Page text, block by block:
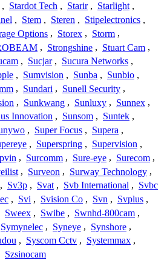
, Stardot Tech , Starir , Starlight ,
, Stem , Steren , Stipelectronics ,
Options , Storex , Storm ,
, Strongshine , Stuart Cam ,
, Sucjar , Sucura Networks ,
, Sumvision , Sunba , Sunbio ,
, Sundari , Sunell Security ,
, Sunkwang , Sunluxy , Sunnex ,
Innovation , Sunsom , Suntek ,
, Super Focus , Supera ,
, Superspring , Supervision ,
, Surcomm , Sure-eye , Surecom ,
, Surveon , Surway Technology ,
, Sv3p , Svat , Svb International , Svbc
, Svi , Svision Co , Svn , Svplus ,
Sweex , Swibe , Swnhd-800cam ,
Symynelec , Syneye , Synshore ,
, Syscom Cctv , Systemmax ,
Szsinocam